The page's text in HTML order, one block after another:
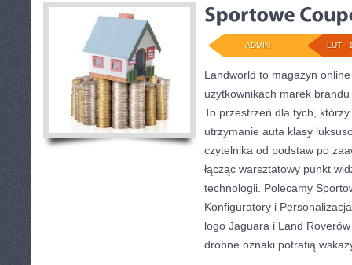
LUT -
ADMIN
Landworld to magazyn
użytkownikach marek
To przestrzeń dla tych,
utrzymanie auta klasy
czytelnika od podstaw po
łącząc warsztatowy punkt
technologii. Polecamy
Konfiguratory i
logo Jaguara i Land
drobne oznaki potrafią